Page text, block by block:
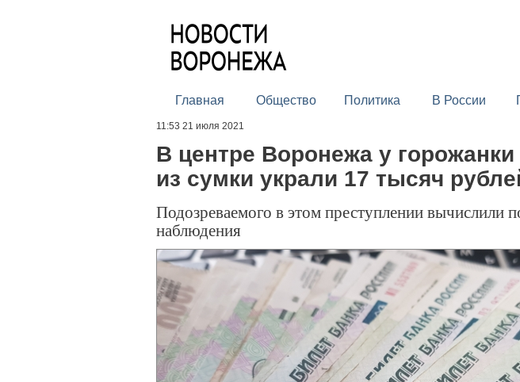
Главная Общество Политика В России
11:53 21 июля 2021
В центре Воронежа у горожанки
из сумки украли 17 тысяч
Подозреваемого в этом преступлении вычислили
наблюдения